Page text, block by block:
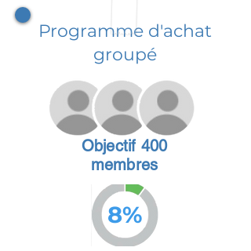
Programme d'achat
groupé
Objectif 400
membres
8%